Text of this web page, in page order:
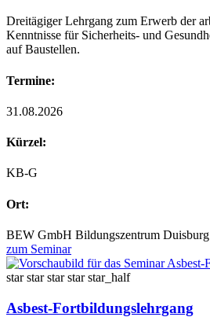
Dreitägiger Lehrgang zum Erwerb der
Kenntnisse für Sicherheits- und
auf Baustellen.
Termine:
31.08.2026
Kürzel:
KB-G
Ort:
BEW GmbH Bildungszentrum Duisburg
zum Seminar
star star star star star_half
Asbest-Fortbildungslehrgang